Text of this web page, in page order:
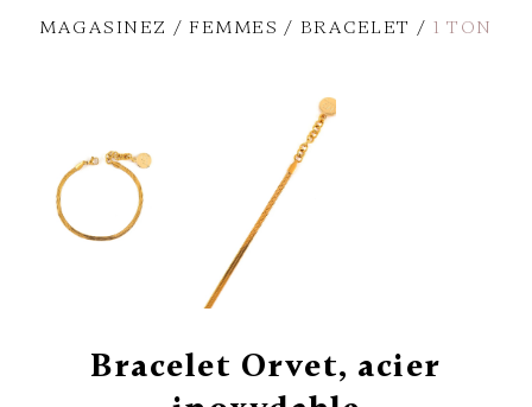
MAGASINEZ FEMMES BRACELET 1 TON
Bracelet Orvet, acier